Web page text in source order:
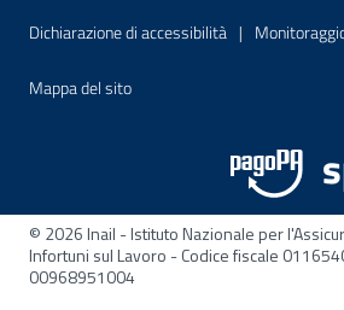
Dichiarazione di accessibilità Sito interno -
Mappa del sitoSito interno - Apre nella
© 2026 Inail - Istituto Nazionale per
Infortuni sul Lavoro - Codice fiscale
00968951004